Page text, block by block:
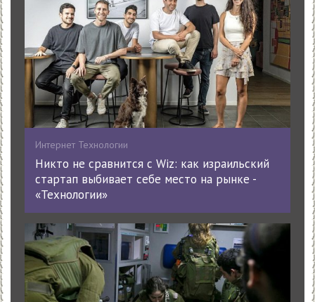
Интернет Технологии
Никто не сравнится с Wiz: как израильский
стартап выбивает себе место на рынке -
«Технологии»